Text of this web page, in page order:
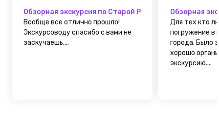
Обзорная экскурсия по Старой Руссе и поездка в
Вообще все отлично прошло!
Экскурсоводу спасибо с вами не
заскучаешь....
Обзорная
Для тех кто
погружение в
города. Было
хорошо
экскурсию....